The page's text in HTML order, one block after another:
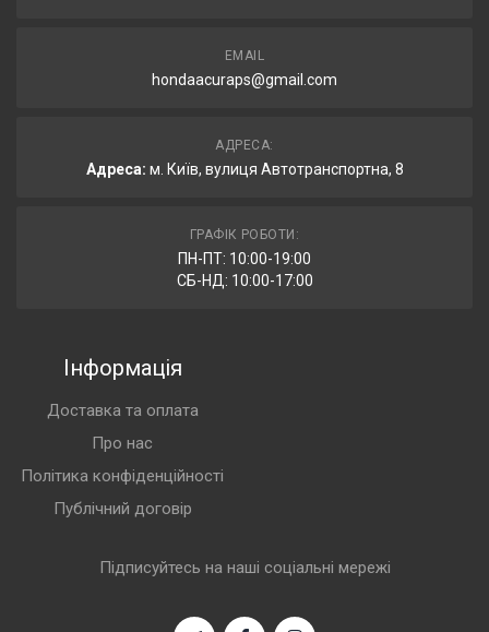
EMAIL
hondaacuraps@gmail.com
АДРЕСА:
Адреса: м. Київ, вулиця Автотранспортна, 8
ГРАФІК РОБОТИ:
ПН-ПТ: 10:00-19:00
СБ-НД: 10:00-17:00
Інформація
Доставка та оплата
Про нас
Політика конфіденційності
Публічний договір
Підписуйтесь на наші соціальні мережі